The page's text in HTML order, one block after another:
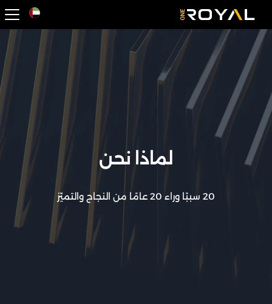
OneRoyal Home
لماذا نحن
20 سببًا وراء 20 عامًا من النجاح والتميّز